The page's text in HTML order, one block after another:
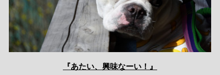
『あたい、興味なーい！』